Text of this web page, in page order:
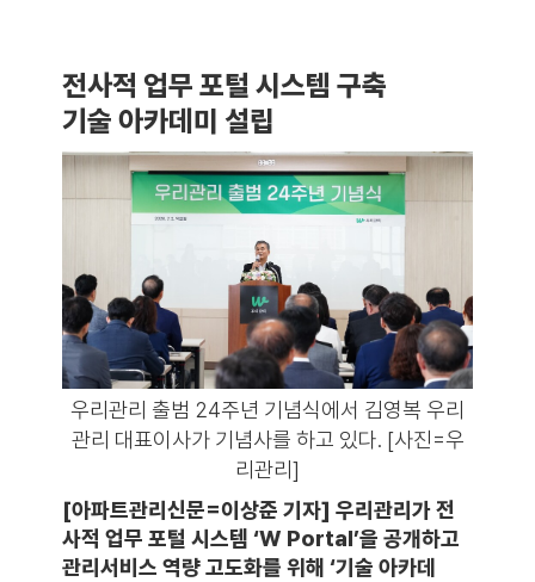
전사적 업무 포털 시스템 구축
기술 아카데미 설립
우리관리 출범 24주년 기념식에서 김영복 우리
관리 대표이사가 기념사를 하고 있다. [사진=우
리관리]
[아파트관리신문=이상준 기자] 우리관리가 전
사적 업무 포털 시스템 ‘W Portal’을 공개하고
관리서비스 역량 고도화를 위해 ‘기술 아카데